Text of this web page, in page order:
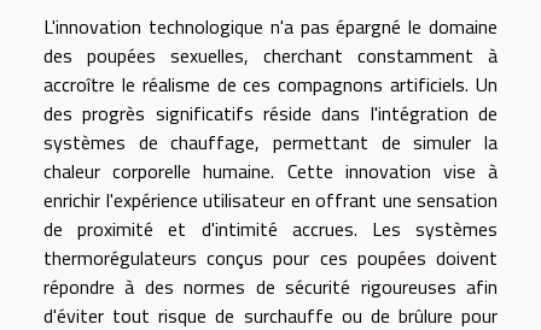
L'innovation technologique n'a pas épargné le domaine
des poupées sexuelles, cherchant constamment à
accroître le réalisme de ces compagnons artificiels. Un
des progrès significatifs réside dans l'intégration de
systèmes de chauffage, permettant de simuler la
chaleur corporelle humaine. Cette innovation vise à
enrichir l'expérience utilisateur en offrant une sensation
de proximité et d'intimité accrues. Les systèmes
thermorégulateurs conçus pour ces poupées doivent
répondre à des normes de sécurité rigoureuses afin
d'éviter tout risque de surchauffe ou de brûlure pour